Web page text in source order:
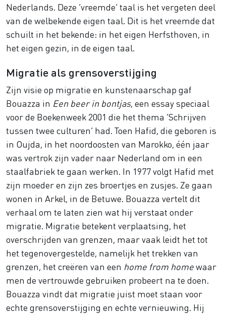
Nederlands. Deze ‘vreemde’ taal is het vergeten deel
van de welbekende eigen taal. Dit is het vreemde dat
schuilt in het bekende: in het eigen Herfsthoven, in
het eigen gezin, in de eigen taal.
Migratie als grensoverstijging
Zijn visie op migratie en kunstenaarschap gaf
Bouazza in Een beer in bontjas, een essay speciaal
voor de Boekenweek 2001 die het thema ‘Schrijven
tussen twee culturen’ had. Toen Hafid, die geboren is
in Oujda, in het noordoosten van Marokko, één jaar
was vertrok zijn vader naar Nederland om in een
staalfabriek te gaan werken. In 1977 volgt Hafid met
zijn moeder en zijn zes broertjes en zusjes. Ze gaan
wonen in Arkel, in de Betuwe. Bouazza vertelt dit
verhaal om te laten zien wat hij verstaat onder
migratie. Migratie betekent verplaatsing, het
overschrijden van grenzen, maar vaak leidt het tot
het tegenovergestelde, namelijk het trekken van
grenzen, het creëren van een home from homewaar
men de vertrouwde gebruiken probeert na te doen.
Bouazza vindt dat migratie juist moet staan voor
echte grensoverstijging en echte vernieuwing. Hij